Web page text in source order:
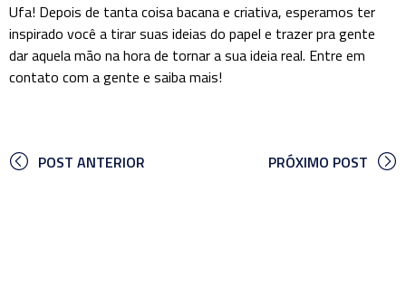
Ufa! Depois de tanta coisa bacana e criativa, esperamos ter
inspirado você a tirar suas ideias do papel e trazer pra gente
dar aquela mão na hora de tornar a sua ideia real. Entre em
contato com a gente e saiba mais!
POST ANTERIOR PRÓXIMO POST